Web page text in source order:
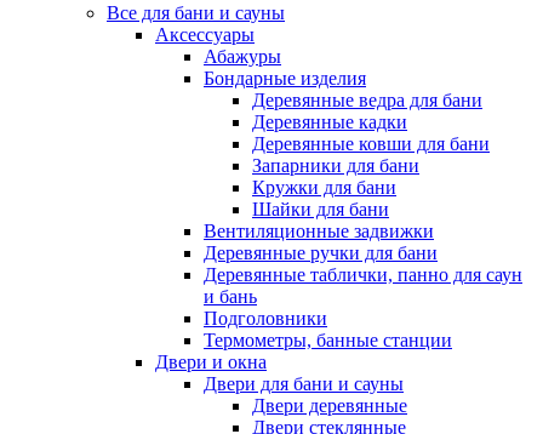
Все для бани и сауны
Аксессуары
Абажуры
Бондарные изделия
Деревянные ведра для бани
Деревянные кадки
Деревянные ковши для бани
Запарники для бани
Кружки для бани
Шайки для бани
Вентиляционные задвижки
Деревянные ручки для бани
Деревянные таблички, панно для саун
и бань
Подголовники
Термометры, банные станции
Двери и окна
Двери для бани и сауны
Двери деревянные
Двери стеклянные